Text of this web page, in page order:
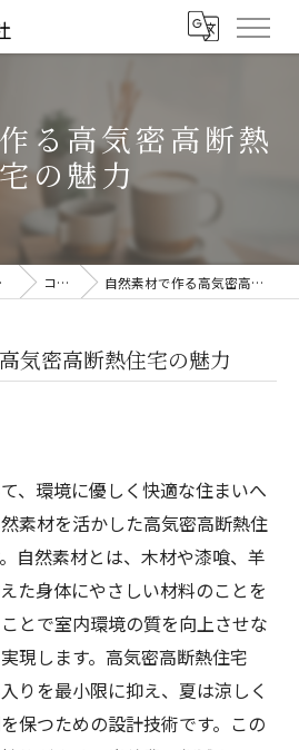
る高気密高断熱
の魅力
社 コラム 自然素材で作る高気密高断熱住宅の魅力
気密高断熱住宅の魅力
、環境に優しく快適な住まいへ
素材を活かした高気密高断熱住
自然素材とは、木材や漆喰、羊
た身体にやさしい材料のことを
とで室内環境の質を向上させな
現します。高気密高断熱住宅
りを最小限に抑え、夏は涼しく
保つための設計技術です。この